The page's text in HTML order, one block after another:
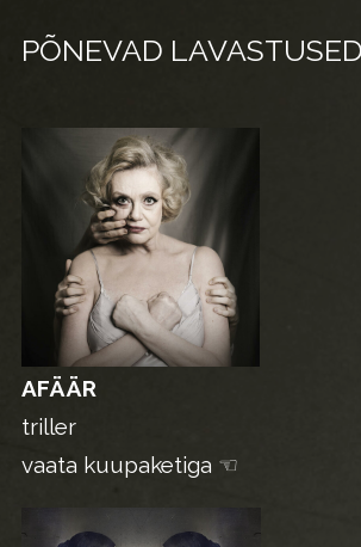
PÕNEVAD LAVASTUSED
AFÄÄR
triller
vaata kuupaketiga ☜